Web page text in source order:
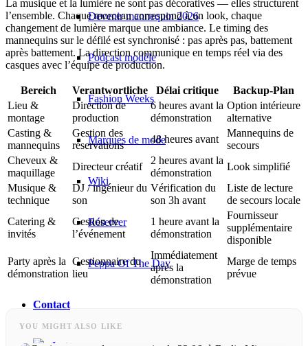
Devenir mannequin 2026
Podcast modèle
Fashion Weeks
Marques de mode
Wiki
Réserver
Peppa Of The Day
Contact
La musique et la lumière ne sont pas décoratives — elles structurent
l’ensemble. Chaque morceau correspond à un look, chaque
changement de lumière marque une ambiance. Le timing des
mannequins sur le défilé est synchronisé : pas après pas, battement
après battement. La direction communique en temps réel via des
casques avec l’équipe de production.
Bereich Verantwortliche Délai critique
Backup-Plan
Lieu &
montage
Direction de
production
6 heures avant la
démonstration
Option intérieure
alternative
Casting &
mannequins
Gestion des
réservations
48 heures avant
Mannequins de
secours
Cheveux &
maquillage
Directeur créatif
2 heures avant la
démonstration
Look simplifié
Musique &
technique
DJ / ingénieur du
son
Vérification du
son 3h avant
Liste de lecture
de secours locale
Catering &
invités
Gestion de
l’événement
1 heure avant la
démonstration
Fournisseur
supplémentaire
disponible
Party après la
démonstration
Gestionnaire du
lieu
Immédiatement
après la
démonstration
Marge de temps
prévue
YOU MIGHT ALSO LIKE